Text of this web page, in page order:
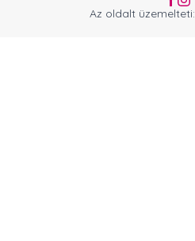
Az oldalt üzemelteti: